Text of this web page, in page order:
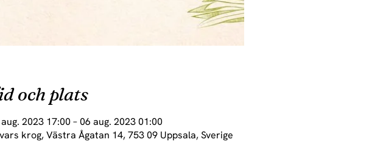
och plats
2023 17:00 – 06 aug. 2023 01:00
krog, Västra Ågatan 14, 753 09 Uppsala, Sverige